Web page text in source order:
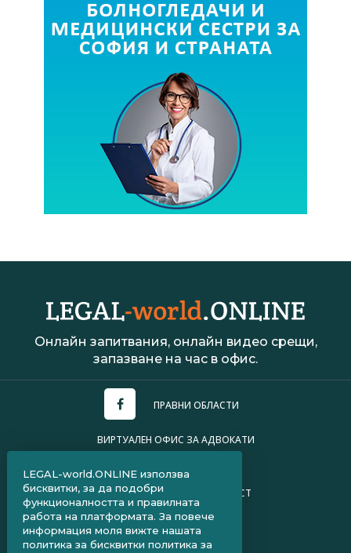
Онлайн запитвания, онлайн видео срещи,
запазване на час в офис.
ПРАВНИ ОБЛАСТИ
ВИРТУАЛЕН ОФИС ЗА АДВОКАТИ
ПОЛИТИКА ЗА ПОВЕРИТЕЛНОСТ
ЧЗВ ЗА КЛИЕНТИ
ЧЗВ ЗА АДВОКАТИ
LEGAL-world.ONLINE използва
бисквитки, за да подобри
функционалността и правилната
работа на платформата. За повече
информация моля вижте нашата
политика за бисквитки политика за